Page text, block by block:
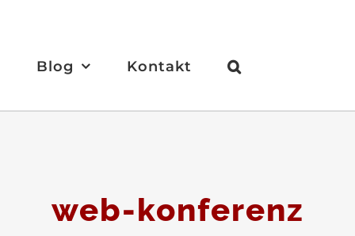
Blog Kontakt
web-konferenz